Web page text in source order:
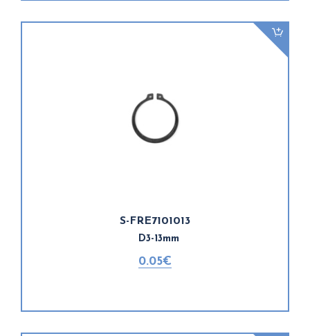
S-FRE7101013
D3-13mm
0.05€